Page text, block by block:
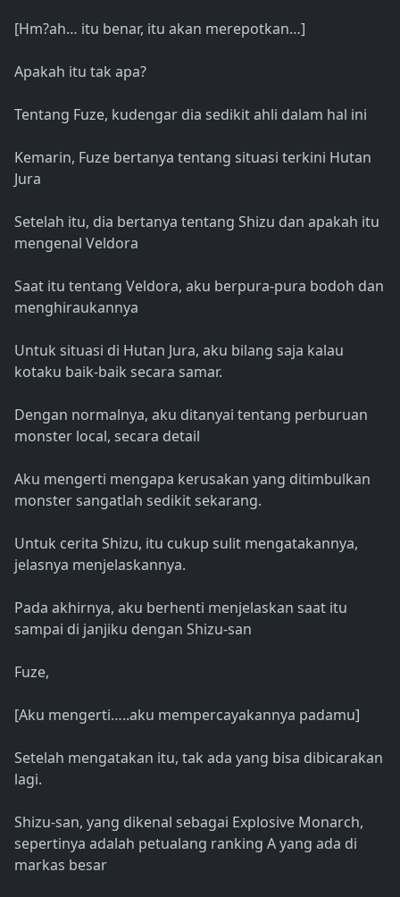
[Hm?ah… itu benar, itu akan merepotkan…]
Apakah itu tak apa?
Tentang Fuze, kudengar dia sedikit ahli dalam hal ini
Kemarin, Fuze bertanya tentang situasi terkini Hutan
Jura
Setelah itu, dia bertanya tentang Shizu dan apakah itu
mengenal Veldora
Saat itu tentang Veldora, aku berpura-pura bodoh dan
menghiraukannya
Untuk situasi di Hutan Jura, aku bilang saja kalau
kotaku baik-baik secara samar.
Dengan normalnya, aku ditanyai tentang perburuan
monster local, secara detail
Aku mengerti mengapa kerusakan yang ditimbulkan
monster sangatlah sedikit sekarang.
Untuk cerita Shizu, itu cukup sulit mengatakannya,
jelasnya menjelaskannya.
Pada akhirnya, aku berhenti menjelaskan saat itu
sampai di janjiku dengan Shizu-san
Fuze,
[Aku mengerti…..aku mempercayakannya padamu]
Setelah mengatakan itu, tak ada yang bisa dibicarakan
lagi.
Shizu-san, yang dikenal sebagai Explosive Monarch,
sepertinya adalah petualang ranking A yang ada di
markas besar